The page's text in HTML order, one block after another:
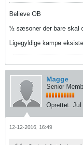
Believe OB
½ sæsoner der bare skal
Ligegyldige kampe
Magge
Senior
Oprettet: Jul
12-12-2016, 16:49